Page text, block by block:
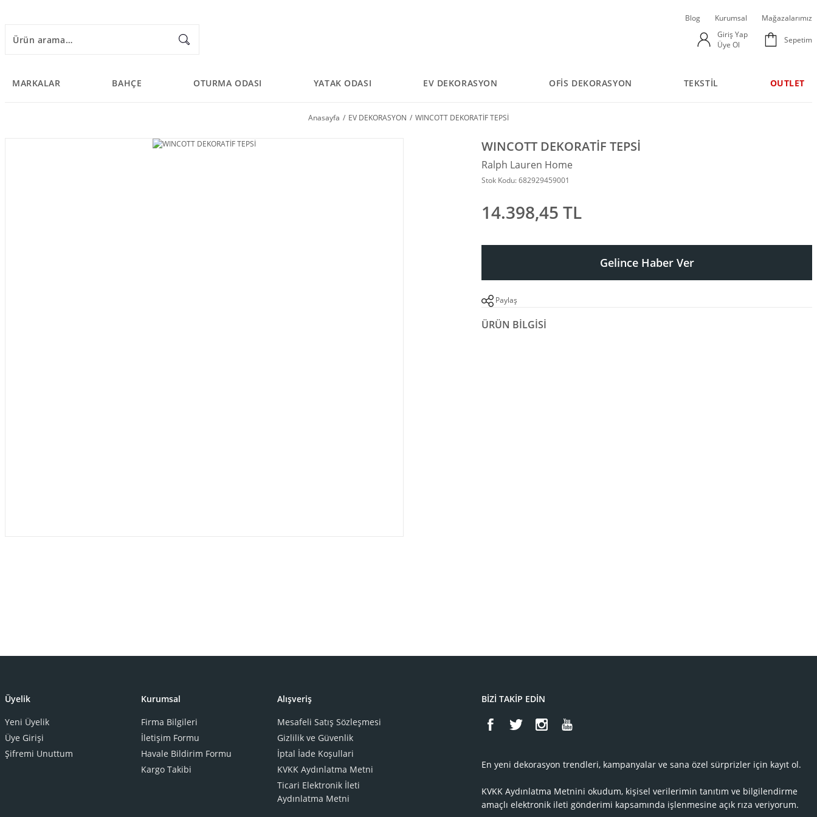
Blog Kurumsal
Mağazalarımız
Giriş Yap
Üye Ol
Sepetim
MARKALAR BAHÇE OTURMA ODASI YATAK ODASI EV DEKORASYON OFİS DEKORASYON TEKSTİL OUTLET
Anasayfa EV DEKORASYON WINCOTT DEKORATİF TEPSİ
WINCOTT DEKORATİF TEPSİ
Ralph Lauren Home
Stok Kodu: 682929459001
14.398,45 TL
Gelince Haber Ver
Paylaş
ÜRÜN BILGISI
Üyelik
Yeni Üyelik
Üye Girişi
Şifremi Unuttum
Kurumsal
Firma Bilgileri
İletişim Formu
Havale Bildirim Formu
Kargo Takibi
Alışveriş
Mesafeli Satış Sözleşmesi
Gizlilik ve Güvenlik
İptal İade Koşullari
KVKK Aydınlatma Metni
Ticari Elektronik İleti
Aydınlatma Metni
BİZİ TAKİP EDİN
En yeni dekorasyon trendleri, kampanyalar ve sana özel sürprizler için kayıt ol.
KVKK Aydınlatma Metnini okudum, kişisel verilerimin tanıtım ve bilgilendirme
amaçlı elektronik ileti gönderimi kapsamında işlenmesine açık rıza veriyorum.